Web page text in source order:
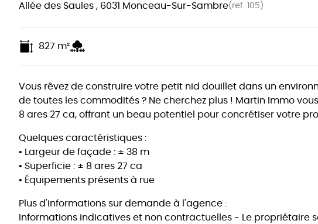
Allée des Saules , 6031 Monceau-Sur-Sambre(ref. 105)
827 m²
Vous rêvez de construire votre petit nid douillet dans un
de toutes les commodités ? Ne cherchez plus ! Martin Immo
8 ares 27 ca, offrant un beau potentiel pour concrétiser votre
Quelques caractéristiques :
• Largeur de façade : ± 38 m
• Superficie : ± 8 ares 27 ca
• Équipements présents à rue
Plus d'informations sur demande à l'agence :
Informations indicatives et non contractuelles - Le propriétaire